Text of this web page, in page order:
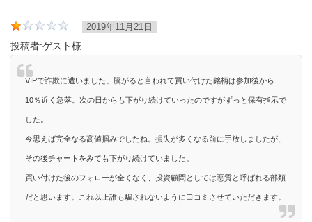
2019年11月21日
投稿者:ゲスト様
VIPで詐欺に遭いました。騰がると言われて買い付けた銘柄は参加後から
10％近く急落。次の日からも下がり続けていったのですがずっと保有指示で
した。
今思えば完全なる高値掴みでしたね。損失が多くなる前に手放しましたが、
その後チャートをみても下がり続けていました。
買い付けた後のフォローが全くなく、投資顧問としては悪質と呼ばれる部類
だと思います。これ以上誰も騙されないように口コミさせていただきます。